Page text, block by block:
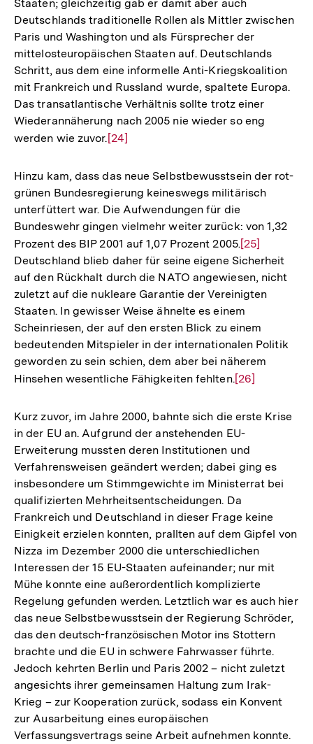
Staaten; gleichzeitig gab er damit aber auch
Deutschlands traditionelle Rollen als Mittler zwischen
Paris und Washington und als Fürsprecher der
mittelosteuropäischen Staaten auf. Deutschlands
Schritt, aus dem eine informelle Anti-Kriegskoalition
mit Frankreich und Russland wurde, spaltete Europa.
Das transatlantische Verhältnis sollte trotz einer
Wiederannäherung nach 2005 nie wieder so eng
werden wie zuvor.Zur
der
Fußnote
[24]
Hinzu kam, dass das neue Selbstbewusstsein der rot-
grünen Bundesregierung keineswegs militärisch
unterfüttert war. Die Aufwendungen für die
Bundeswehr gingen vielmehr weiter zurück: von 1,32
Prozent des BIP 2001 auf 1,07 Prozent 2005.Zur
Auflösung
der
Fußnote
[25]
Deutschland blieb daher für seine eigene Sicherheit
auf den Rückhalt durch die NATO angewiesen, nicht
zuletzt auf die nukleare Garantie der Vereinigten
Staaten. In gewisser Weise ähnelte es einem
Scheinriesen, der auf den ersten Blick zu einem
bedeutenden Mitspieler in der internationalen Politik
geworden zu sein schien, dem aber bei näherem
Hinsehen wesentliche Fähigkeiten fehlten.Zur
der
Fußnote
[26]
Kurz zuvor, im Jahre 2000, bahnte sich die erste Krise
in der EU an. Aufgrund der anstehenden EU-
Erweiterung mussten deren Institutionen und
Verfahrensweisen geändert werden; dabei ging es
insbesondere um Stimmgewichte im Ministerrat bei
qualifizierten Mehrheitsentscheidungen. Da
Frankreich und Deutschland in dieser Frage keine
Einigkeit erzielen konnten, prallten auf dem Gipfel von
Nizza im Dezember 2000 die unterschiedlichen
Interessen der 15 EU-Staaten aufeinander; nur mit
Mühe konnte eine außerordentlich komplizierte
Regelung gefunden werden. Letztlich war es auch hier
das neue Selbstbewusstsein der Regierung Schröder,
das den deutsch-französischen Motor ins Stottern
brachte und die EU in schwere Fahrwasser führte.
Jedoch kehrten Berlin und Paris 2002 – nicht zuletzt
angesichts ihrer gemeinsamen Haltung zum Irak-
Krieg – zur Kooperation zurück, sodass ein Konvent
zur Ausarbeitung eines europäischen
Verfassungsvertrags seine Arbeit aufnehmen konnte.